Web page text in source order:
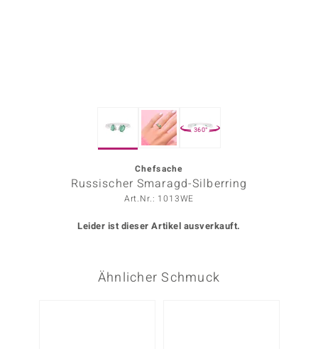
360°
Chefsache
Russischer Smaragd-Silberring
Art.Nr.: 1013WE
Leider ist dieser Artikel ausverkauft.
Ähnlicher Schmuck